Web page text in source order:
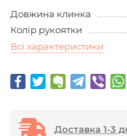
Довжина клинка
Колір рукоятки
Всі характеристики
Доставка 1-3